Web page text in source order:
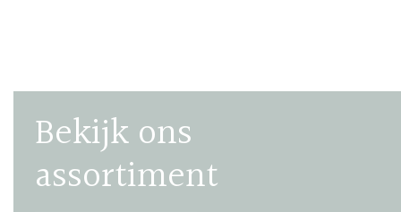
Bekijk ons
assortiment